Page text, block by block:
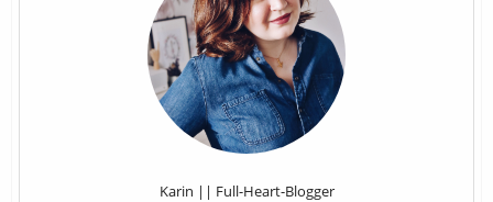
Karin || Full-Heart-Blogger